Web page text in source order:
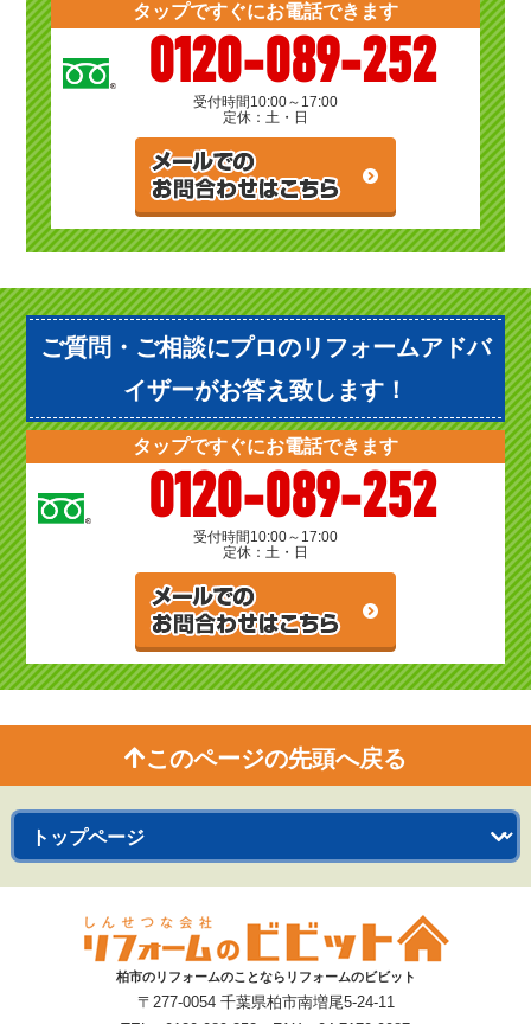
タップですぐにお電話できます
0120-089-252
受付時間 10:00～17:00
定休：土・日
ご質問・ご相談にプロのリフォームアドバ
イザーがお答え致します！
タップですぐにお電話できます
0120-089-252
受付時間10:00～17:00
定休：土・日
このページの先頭へ戻る
柏市のリフォームのことならリフォームのビビット
〒277-0054 千葉県柏市南増尾5-24-11